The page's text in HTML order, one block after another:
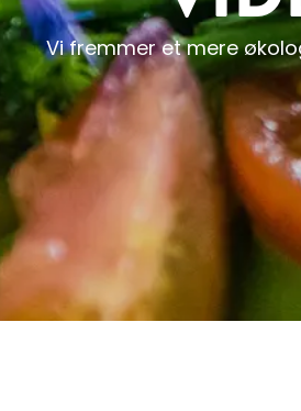
Vi fremmer et mere